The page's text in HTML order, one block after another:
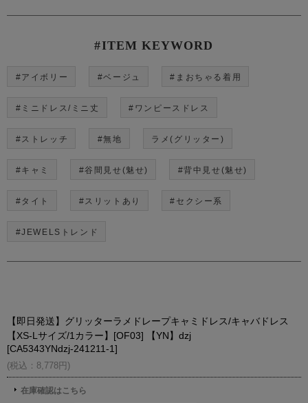
#ITEM KEYWORD
#アイボリー #ベージュ #まおちゃる着用
#ミニドレス/ミニ丈 #ワンピースドレス
#ストレッチ #無地 ラメ(グリッター)
#キャミ #谷間見せ(魅せ) #背中見せ(魅せ)
#タイト #スリットあり #セクシー系
#JEWELSトレンド